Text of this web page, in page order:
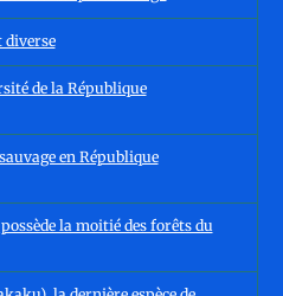
diverse
de la République
en République
la moitié des forêts du